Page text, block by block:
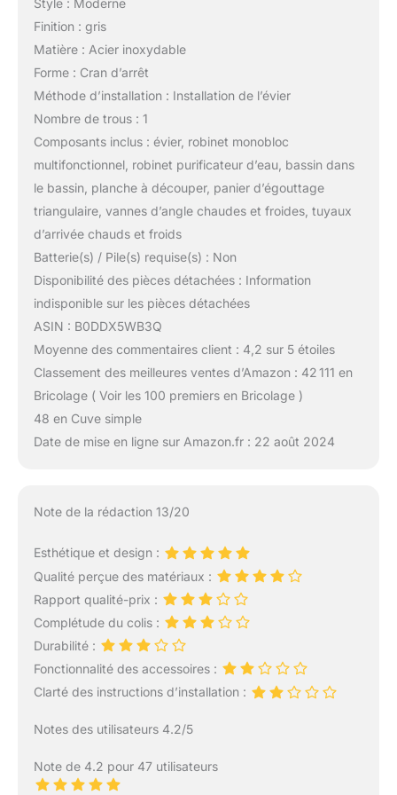
Finition : gris
Matière : Acier inoxydable
Forme : Cran d’arrêt
Méthode d’installation : Installation de l’évier
Nombre de trous : 1
Composants inclus : évier, robinet monobloc
multifonctionnel, robinet purificateur d’eau, bassin dans
le bassin, planche à découper, panier d’égouttage
triangulaire, vannes d’angle chaudes et froides, tuyaux
d’arrivée chauds et froids
Batterie(s) / Pile(s) requise(s) : Non
Disponibilité des pièces détachées : Information
indisponible sur les pièces détachées
ASIN : B0DDX5WB3Q
Moyenne des commentaires client : 4,2 sur 5 étoiles
Classement des meilleures ventes d’Amazon : 42 111 en
Bricolage ( Voir les 100 premiers en Bricolage )
48 en Cuve simple
Date de mise en ligne sur Amazon.fr : 22 août 2024
Note de la rédaction 13/20
Esthétique et design :
Qualité perçue des matériaux :
Rapport qualité-prix :
Complétude du colis :
Durabilité :
Fonctionnalité des accessoires :
Clarté des instructions d’installation :
Notes des utilisateurs 4.2/5
Note de 4.2 pour 47 utilisateurs